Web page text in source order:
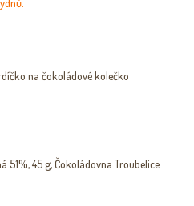
na čokoládové kolečko
51%, 45 g, Čokoládovna Troubelice